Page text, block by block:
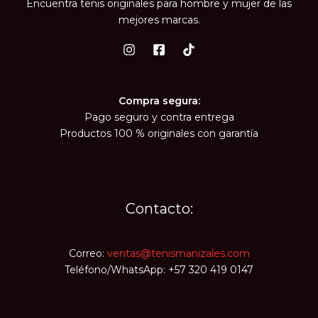
Encuentra tenis originales para hombre y mujer de las
mejores marcas.
Compra segura:
Pago seguro y contra entrega
Productos 100 % originales con garantía
Contacto:
Correo: ventas@tenismanizales.com
Teléfono/WhatsApp: +57 320 419 0147